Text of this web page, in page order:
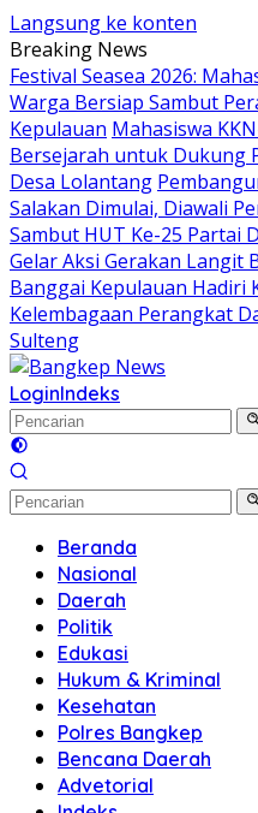
Langsung ke konten
Breaking News
Festival Seasea 2026:
Warga Bersiap Sambut
Kepulauan Mahasiswa
Bersejarah untuk Dukung
Desa Lolantang
Salakan Dimulai, Diawali
Sambut HUT Ke-25 Partai
Gelar Aksi Gerakan Langit
Banggai Kepulauan Hadiri
Kelembagaan Perangkat
Sulteng
LoginIndeks
Beranda
Nasional
Daerah
Politik
Edukasi
Hukum & Kriminal
Kesehatan
Polres Bangkep
Bencana Daerah
Advetorial